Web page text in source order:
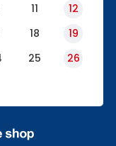
11
12
18
19
25
26